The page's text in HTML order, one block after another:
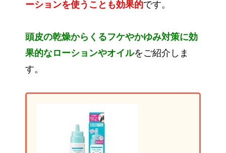
ーションを使うことも効果的です。
頭皮の乾燥からくるフケやかゆみ対策に効
果的なローションやオイルをご紹介しま
す。